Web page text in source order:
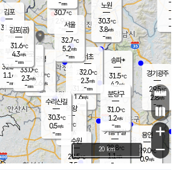
과천
31.2℃
1.6m/s
- mm
용인
29.0℃
0.9m/s
경기광주
29.5℃
2.8m/s
-mm
-
-m/
-
의왕
- ℃
m/s
mm
김포
31.9℃
-m/s
mm
광명
33.0
℃
2.6 m/s
-mm
부천
32.5℃
1.1 m/s
-mm
구로
33.0℃
2.3m/s
-mm
30.7℃
2.9 m/s
- mm
노원
30.3℃
3.8m/s
-mm
송파*
31.5℃
4.2m/s
-mm
서초
32.0℃
2.3m/s
-mm
기흥구갈
28.8℃
1.1m/s
-
수리산길
30.3℃
0.5m/s
-mm
분당구
31.0℃
1.2m/s
-mm
-mm
김포(공)
31.6℃
4.3m/s
-mm
수원
28.5℃
3.5 m/s
서울
32.7℃
5.2m/s
-mm
+
−
20 km